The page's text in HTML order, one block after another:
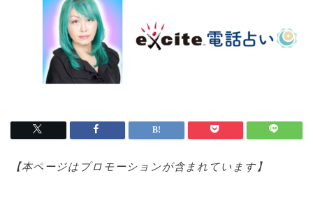
【本ページはプロモーションが含まれています】